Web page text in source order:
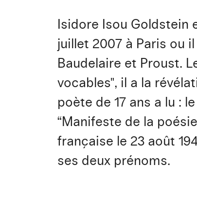
Isidore Isou Goldstein
juillet 2007 à Paris ou
Baudelaire et Proust.
vocables", il a la
poète de 17 ans a lu :
“Manifeste de la
française le 23 août
ses deux prénoms.